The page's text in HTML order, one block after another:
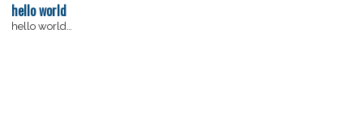
hello world
hello world…